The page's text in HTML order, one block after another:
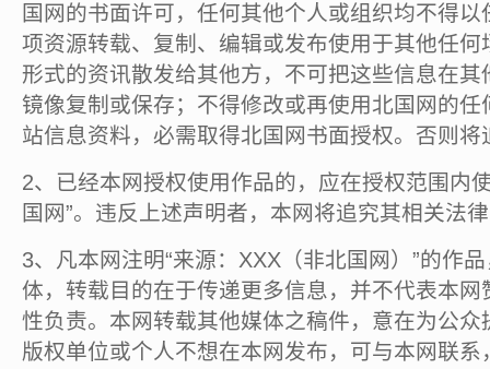
国网的书面许可，任何其他个人或组织均不得
项资源转载、复制、编辑或发布使用于其他任
形式的资讯散发给其他方，不可把这些信息在
镜像复制或保存；不得修改或再使用北国网的
站信息资料，必需取得北国网书面授权。否则将
2、已经本网授权使用作品的，应在授权范围内
国网”。违反上述声明者，本网将追究其相关法
3、凡本网注明“来源：XXX（非北国网）”的作
体，转载目的在于传递更多信息，并不代表本
性负责。本网转载其他媒体之稿件，意在为公
版权单位或个人不想在本网发布，可与本网联